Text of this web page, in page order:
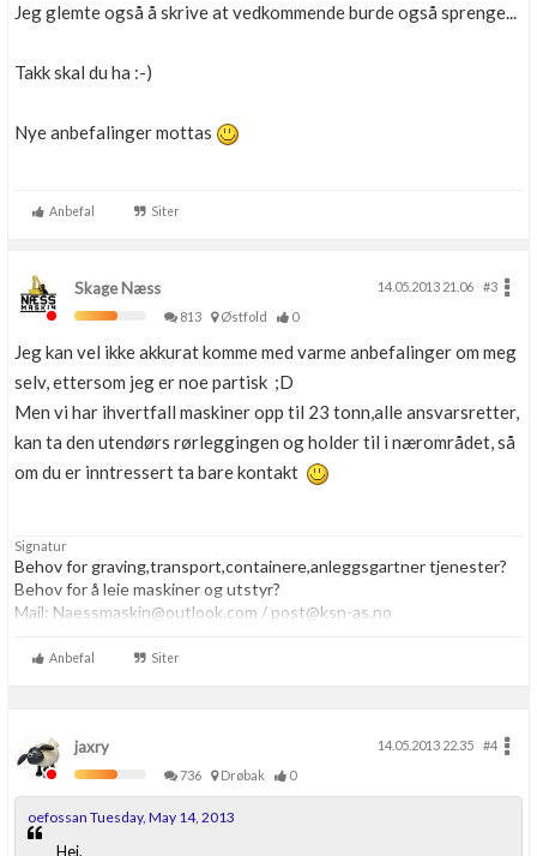
Jeg glemte også å skrive at vedkommende burde også sprenge...
Takk skal du ha :-)
Nye anbefalinger mottas
Anbefal Siter
Skage Næss 14.05.2013 21.06
#3
813
Østfold 0
Jeg kan vel ikke akkurat komme med varme anbefalinger om meg
selv, ettersom jeg er noe partisk ;D
Men vi har ihvertfall maskiner opp til 23 tonn,alle ansvarsretter,
kan ta den utendørs rørleggingen og holder til i nærområdet, så
om du er inntressert ta bare kontakt
Signatur
Behov for graving,transport,containere,anleggsgartner tjenester?
Behov for å leie maskiner og utstyr?
Mail: Naessmaskin@outlook.com / post@ksn-as.no
Tlf:48018107 | PM
Anbefal Siter
jaxry 14.05.2013 22.35
#4
736
Drøbak 0
oefossan Tuesday, May 14, 2013
Hei,